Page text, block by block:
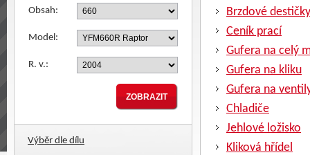
Obsah:
Model:
R. v.:
Výběr dle dílu
Brzdové destičky
Ceník prací
Gufera na celý
Gufera na kliku
Gufera na
Chladiče
Jehlové ložisko
Kliková hřídel